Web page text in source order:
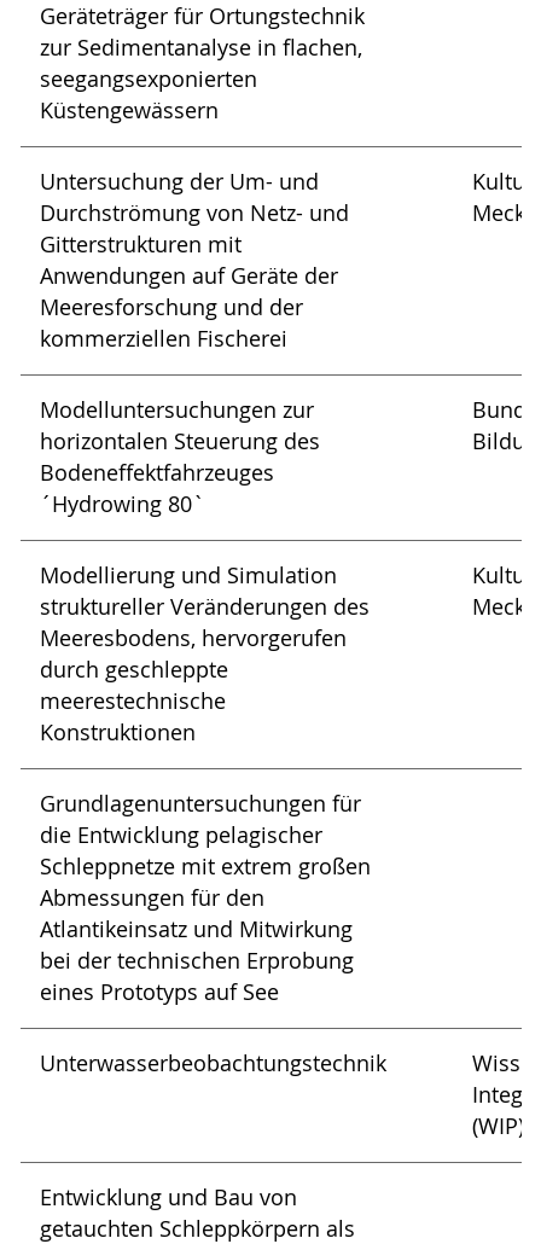
Geräteträger für Ortungstechnik
zur Sedimentanalyse in flachen,
seegangsexponierten
Küstengewässern
Untersuchung der Um- und
Durchströmung von Netz- und
Gitterstrukturen mit
Anwendungen auf Geräte der
Meeresforschung und der
kommerziellen Fischerei
Modelluntersuchungen zur
horizontalen Steuerung des
Bodeneffektfahrzeuges
´Hydrowing 80`
Modellierung und Simulation
struktureller Veränderungen des
Meeresbodens, hervorgerufen
durch geschleppte
meerestechnische
Konstruktionen
Grundlagenuntersuchungen für
die Entwicklung pelagischer
Schleppnetze mit extrem großen
Abmessungen für den
Atlantikeinsatz und Mitwirkung
bei der technischen Erprobung
eines Prototyps auf See
Unterwasserbeobachtungstechnik
(WIP)
Entwicklung und Bau von
getauchten Schleppkörpern als